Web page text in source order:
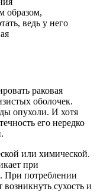
образом,
ведь у него
раковая
оболочек.
опухоли. И хотя
его нередко
или химической.
при
При потреблении
сухость и